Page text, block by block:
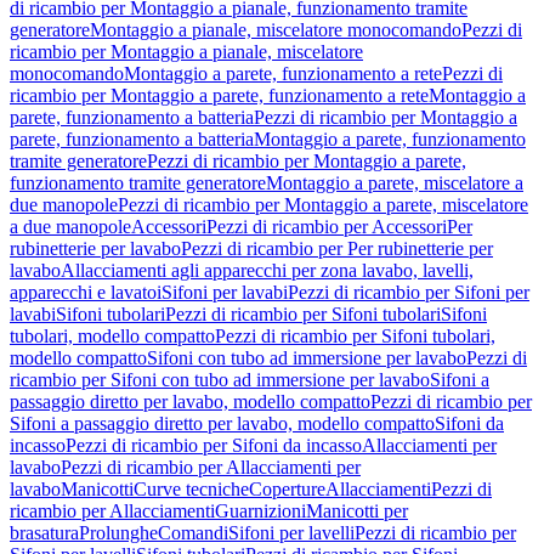
di ricambio per Montaggio a pianale, funzionamento tramite
generatoreMontaggio a pianale, miscelatore monocomandoPezzi di
ricambio per Montaggio a pianale, miscelatore
monocomandoMontaggio a parete, funzionamento a retePezzi di
ricambio per Montaggio a parete, funzionamento a reteMontaggio a
parete, funzionamento a batteriaPezzi di ricambio per Montaggio a
parete, funzionamento a batteriaMontaggio a parete, funzionamento
tramite generatorePezzi di ricambio per Montaggio a parete,
funzionamento tramite generatoreMontaggio a parete, miscelatore a
due manopolePezzi di ricambio per Montaggio a parete, miscelatore
a due manopoleAccessoriPezzi di ricambio per AccessoriPer
rubinetterie per lavaboPezzi di ricambio per Per rubinetterie per
lavaboAllacciamenti agli apparecchi per zona lavabo, lavelli,
apparecchi e lavatoiSifoni per lavabiPezzi di ricambio per Sifoni per
lavabiSifoni tubolariPezzi di ricambio per Sifoni tubolariSifoni
tubolari, modello compattoPezzi di ricambio per Sifoni tubolari,
modello compattoSifoni con tubo ad immersione per lavaboPezzi di
ricambio per Sifoni con tubo ad immersione per lavaboSifoni a
passaggio diretto per lavabo, modello compattoPezzi di ricambio per
Sifoni a passaggio diretto per lavabo, modello compattoSifoni da
incassoPezzi di ricambio per Sifoni da incassoAllacciamenti per
lavaboPezzi di ricambio per Allacciamenti per
lavaboManicottiCurve tecnicheCopertureAllacciamentiPezzi di
ricambio per AllacciamentiGuarnizioniManicotti per
brasaturaProlungheComandiSifoni per lavelliPezzi di ricambio per